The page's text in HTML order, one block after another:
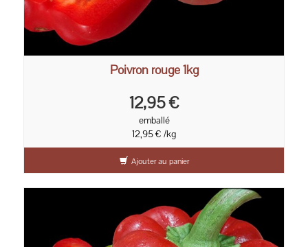
Poivron rouge 1kg
12,95 €
emballé
12,95 € /kg
Ajouter au panier